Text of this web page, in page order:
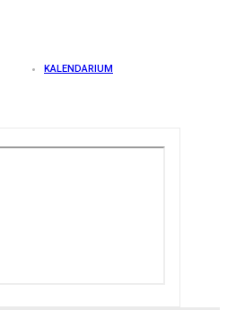
KALENDARIUM